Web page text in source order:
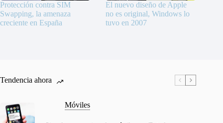
Protección contra SIM
Swapping, la amenaza
creciente en España
El nuevo diseño de Apple
no es original, Windows lo
tuvo en 2007
Tendencia ahora
Móviles